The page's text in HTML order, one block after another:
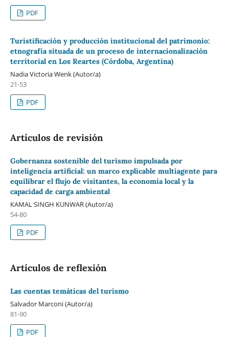
PDF
Turistificación y producción institucional del patrimonio:
etnografía situada de un proceso de internacionalización
territorial en Los Reartes (Córdoba, Argentina)
Nadia Victoria Wenk (Autor/a)
21-53
PDF
Artículos de revisión
Gobernanza sostenible del turismo impulsada por
inteligencia artificial: un marco explicable multiagente para
equilibrar el flujo de visitantes, la economía local y la
capacidad de carga ambiental
KAMAL SINGH KUNWAR (Autor/a)
54-80
PDF
Artículos de reflexión
Las cuentas temáticas del turismo
Salvador Marconi (Autor/a)
81-90
PDF